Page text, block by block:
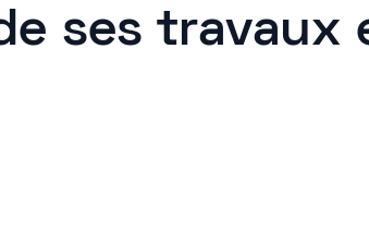
ses travaux